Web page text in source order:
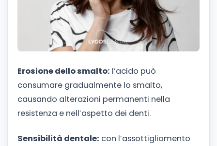
Erosione dello smalto: l’acido può
consumare gradualmente lo smalto,
causando alterazioni permanenti nella
resistenza e nell’aspetto dei denti.
Sensibilità dentale: con l’assottigliamento